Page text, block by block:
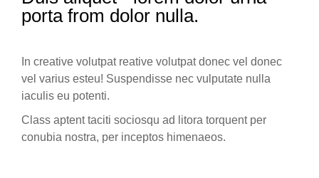
porta from dolor nulla.
In creative volutpat reative volutpat donec vel donec
vel varius esteu! Suspendisse nec vulputate nulla
iaculis eu potenti.
Class aptent taciti sociosqu ad litora torquent per
conubia nostra, per inceptos himenaeos.